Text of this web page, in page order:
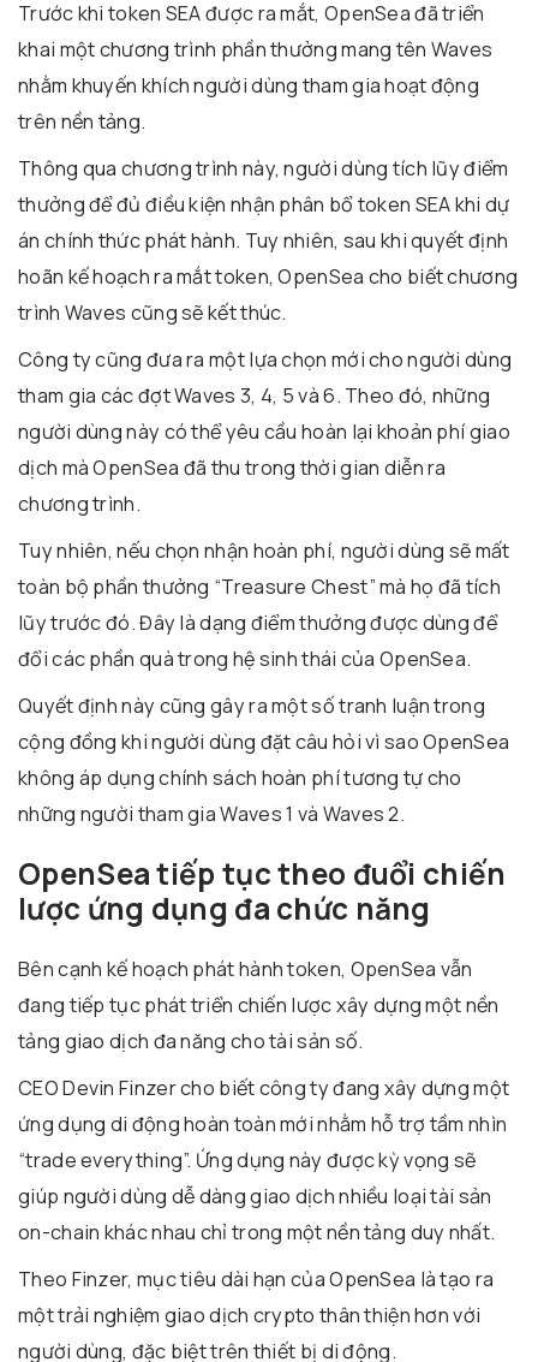
Trước khi token SEA được ra mắt, OpenSea đã triển
khai một chương trình phần thưởng mang tên Waves
nhằm khuyến khích người dùng tham gia hoạt động
trên nền tảng.
Thông qua chương trình này, người dùng tích lũy điểm
thưởng để đủ điều kiện nhận phân bổ token SEA khi dự
án chính thức phát hành. Tuy nhiên, sau khi quyết định
hoãn kế hoạch ra mắt token, OpenSea cho biết chương
trình Waves cũng sẽ kết thúc.
Công ty cũng đưa ra một lựa chọn mới cho người dùng
tham gia các đợt Waves 3, 4, 5 và 6. Theo đó, những
người dùng này có thể yêu cầu hoàn lại khoản phí giao
dịch mà OpenSea đã thu trong thời gian diễn ra
chương trình.
Tuy nhiên, nếu chọn nhận hoàn phí, người dùng sẽ mất
toàn bộ phần thưởng “Treasure Chest” mà họ đã tích
lũy trước đó. Đây là dạng điểm thưởng được dùng để
đổi các phần quà trong hệ sinh thái của OpenSea.
Quyết định này cũng gây ra một số tranh luận trong
cộng đồng khi người dùng đặt câu hỏi vì sao OpenSea
không áp dụng chính sách hoàn phí tương tự cho
những người tham gia Waves 1 và Waves 2.
OpenSea tiếp tục theo đuổi chiến
lược ứng dụng đa chức năng
Bên cạnh kế hoạch phát hành token, OpenSea vẫn
đang tiếp tục phát triển chiến lược xây dựng một nền
tảng giao dịch đa năng cho tài sản số.
CEO Devin Finzer cho biết công ty đang xây dựng một
ứng dụng di động hoàn toàn mới nhằm hỗ trợ tầm nhìn
“trade everything”. Ứng dụng này được kỳ vọng sẽ
giúp người dùng dễ dàng giao dịch nhiều loại tài sản
on-chain khác nhau chỉ trong một nền tảng duy nhất.
Theo Finzer, mục tiêu dài hạn của OpenSea là tạo ra
một trải nghiệm giao dịch crypto thân thiện hơn với
người dùng, đặc biệt trên thiết bị di động.